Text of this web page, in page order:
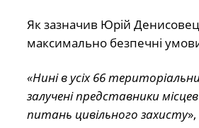
Як зазначив Юрій
максимально безпечні
«Нині в усіх 66
залучені представники
питань цивільного захисту